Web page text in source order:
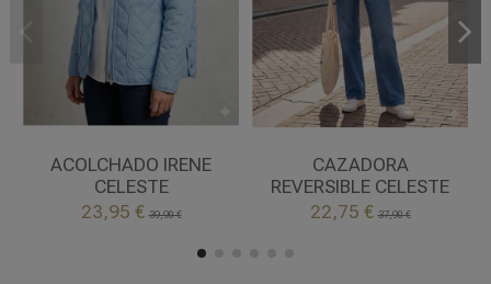
ACOLCHADO IRENE
CELESTE
23,95 €39,90 €
XL
CELESTE
 Añadir al carrito
CAZADORA
REVERSIBLE CELESTE
22,75 €37,90 €
L
CELESTE
 Añadir al carrito